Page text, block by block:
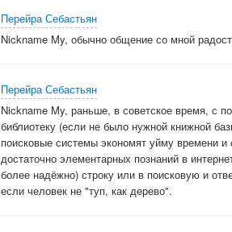
Перейра Себастьян
Nickname My, обычно общение со мной
Перейра Себастьян
Nickname My, раньше, в советское время, с
библиотеку (если не было нужной книжной
поисковые системы экономят уйму времени
достаточно элементарных познаний в
более надёжно) строку или в поисковую и
если человек не "туп, как дерево".